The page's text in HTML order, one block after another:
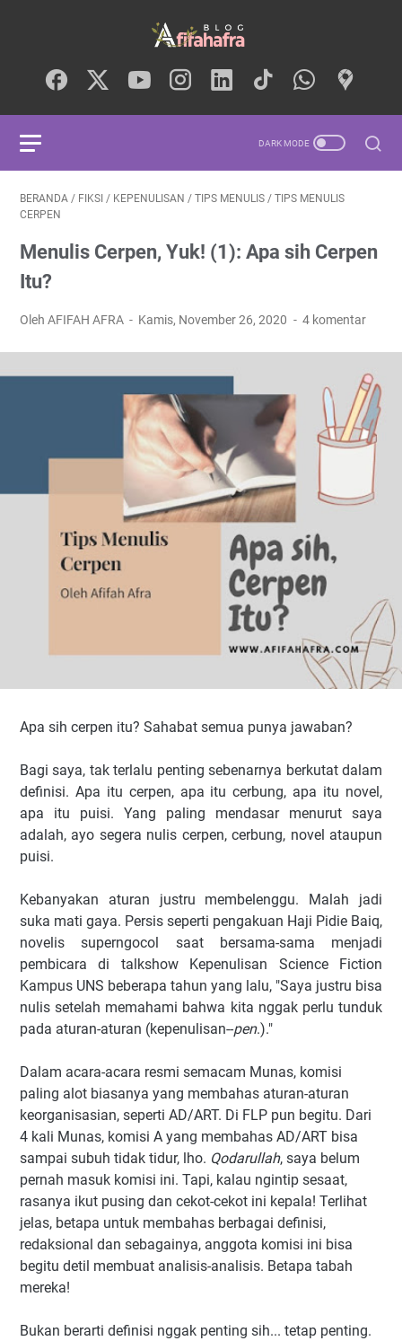
BERANDA / FIKSI / KEPENULISAN / TIPS MENULIS / TIPS MENULIS
CERPEN
Menulis Cerpen, Yuk! (1): Apa sih Cerpen
Itu?
Oleh AFIFAH AFRA Kamis, November 26, 2020 4 komentar
Apa sih cerpen itu? Sahabat semua punya jawaban?
Bagi saya, tak terlalu penting sebenarnya berkutat dalam
definisi. Apa itu cerpen, apa itu cerbung, apa itu novel,
apa itu puisi. Yang paling mendasar menurut saya
adalah, ayo segera nulis cerpen, cerbung, novel ataupun
puisi.
Kebanyakan aturan justru membelenggu. Malah jadi
suka mati gaya. Persis seperti pengakuan Haji Pidie Baiq,
novelis superngocol saat bersama-sama menjadi
pembicara di talkshow Kepenulisan Science Fiction
Kampus UNS beberapa tahun yang lalu, "Saya justru bisa
nulis setelah memahami bahwa kita nggak perlu tunduk
pada aturan-aturan (kepenulisan--pen.)."
Dalam acara-acara resmi semacam Munas, komisi
paling alot biasanya yang membahas aturan-aturan
keorganisasian, seperti AD/ART. Di FLP pun begitu. Dari
4 kali Munas, komisi A yang membahas AD/ART bisa
sampai subuh tidak tidur, lho. Qodarullah, saya belum
pernah masuk komisi ini. Tapi, kalau ngintip sesaat,
rasanya ikut pusing dan cekot-cekot ini kepala! Terlihat
jelas, betapa untuk membahas berbagai definisi,
redaksional dan sebagainya, anggota komisi ini bisa
begitu detil membuat analisis-analisis. Betapa tabah
mereka!
Bukan berarti definisi nggak penting sih... tetap penting.